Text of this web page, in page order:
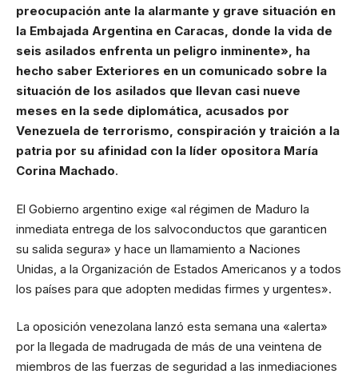
preocupación ante la alarmante y grave situación en
la Embajada Argentina en Caracas, donde la vida de
seis asilados enfrenta un peligro inminente», ha
hecho saber Exteriores en un comunicado sobre la
situación de los asilados que llevan casi nueve
meses en la sede diplomática, acusados por
Venezuela de terrorismo, conspiración y traición a la
patria por su afinidad con la líder opositora María
Corina Machado.
El Gobierno argentino exige «al régimen de Maduro la
inmediata entrega de los salvoconductos que garanticen
su salida segura» y hace un llamamiento a Naciones
Unidas, a la Organización de Estados Americanos y a todos
los países para que adopten medidas firmes y urgentes».
La oposición venezolana lanzó esta semana una «alerta»
por la llegada de madrugada de más de una veintena de
miembros de las fuerzas de seguridad a las inmediaciones